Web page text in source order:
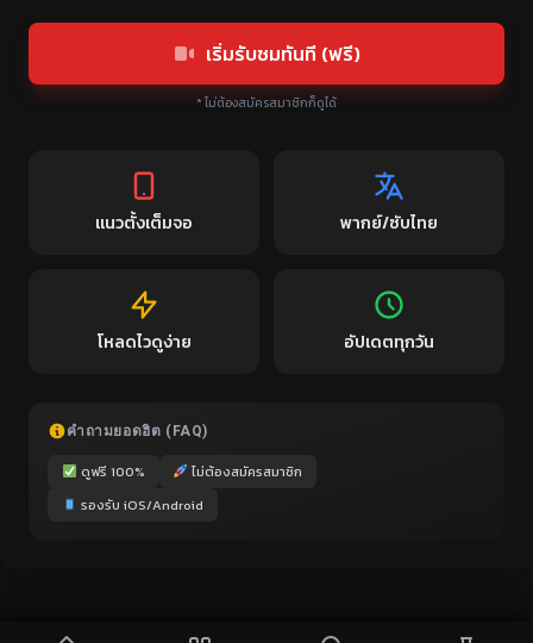
เริ่มรับชมทันที (ฟรี)
* ไม่ต้องสมัครสมาชิกก็ดูได้
แนวตั้งเต็มจอ พากย์/ซับไทย
โหลดไวดูง่าย อัปเดตทุกวัน
คำถามยอดฮิต (FAQ)
ดูฟรี 100%
ไม่ต้องสมัครสมาชิก
รองรับ iOS/Android